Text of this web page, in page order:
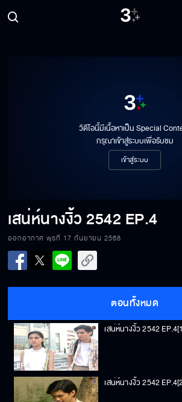
วิดีโอนี้มีเนื้อหาเป็น Special
กรุณาเข้าสู่ระบบเพื่อรับชม
เข้าสู่ระบบ
เสน่ห์นางงิ้ว 2542 EP.4
ออกอากาศ พุธที่ 17 กันยายน 2568
ตอนทั้งหมด
เสน่ห์นางงิ้ว 2542
เสน่ห์นางงิ้ว 2542